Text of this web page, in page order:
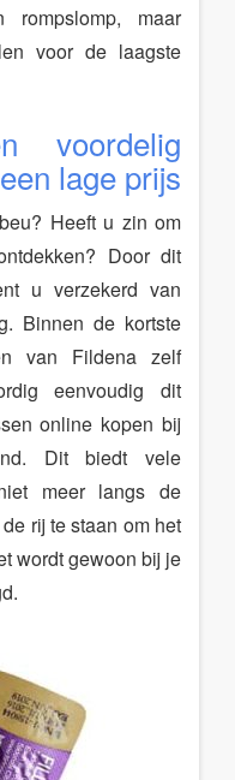
rompslomp, maar
voor de laagste
voordelig
lage prijs
Heeft u zin om
Door dit
u verzekerd van
Binnen de kortste
van Fildena zelf
eenvoudig dit
online kopen bij
Dit biedt vele
meer langs de
rij te staan om het
wordt gewoon bij je